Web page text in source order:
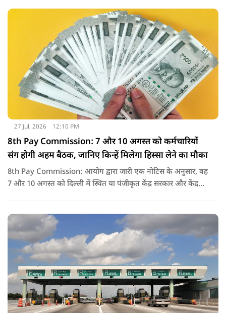
27 Jul, 2026 12:10 PM
8th Pay Commission: 7 और 10 अगस्त को कर्मचारियों
संग होगी अहम बैठक, जानिए किन्हें मिलेगा हिस्सा लेने का मौका
8th Pay Commission: आयोग द्वारा जारी एक नोटिस के अनुसार, वह
7 और 10 अगस्त को दिल्ली में स्थित या पंजीकृत केंद्र सरकार और केंद्र